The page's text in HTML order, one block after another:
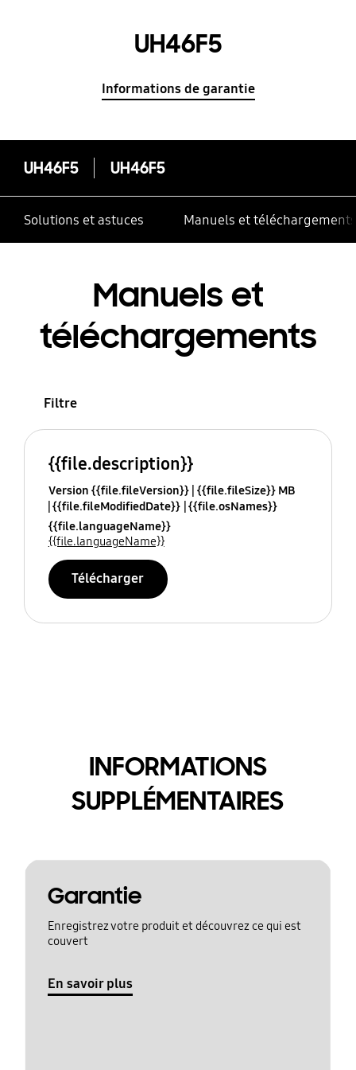
UH46F5
Informations de garantie
UH46F5 UH46F5
Solutions et astuces Manuels et téléchargements
Manuels et
téléchargements
Filtre
{{file.description}}
Version {{file.fileVersion}} {{file.fileSize}} MB
{{file.fileModifiedDate}} {{file.osNames}}
{{file.languageName}}
{{file.languageName}}
Télécharger
INFORMATIONS
SUPPLÉMENTAIRES
Garantie
Enregistrez votre produit et découvrez ce qui est
couvert
En savoir plus